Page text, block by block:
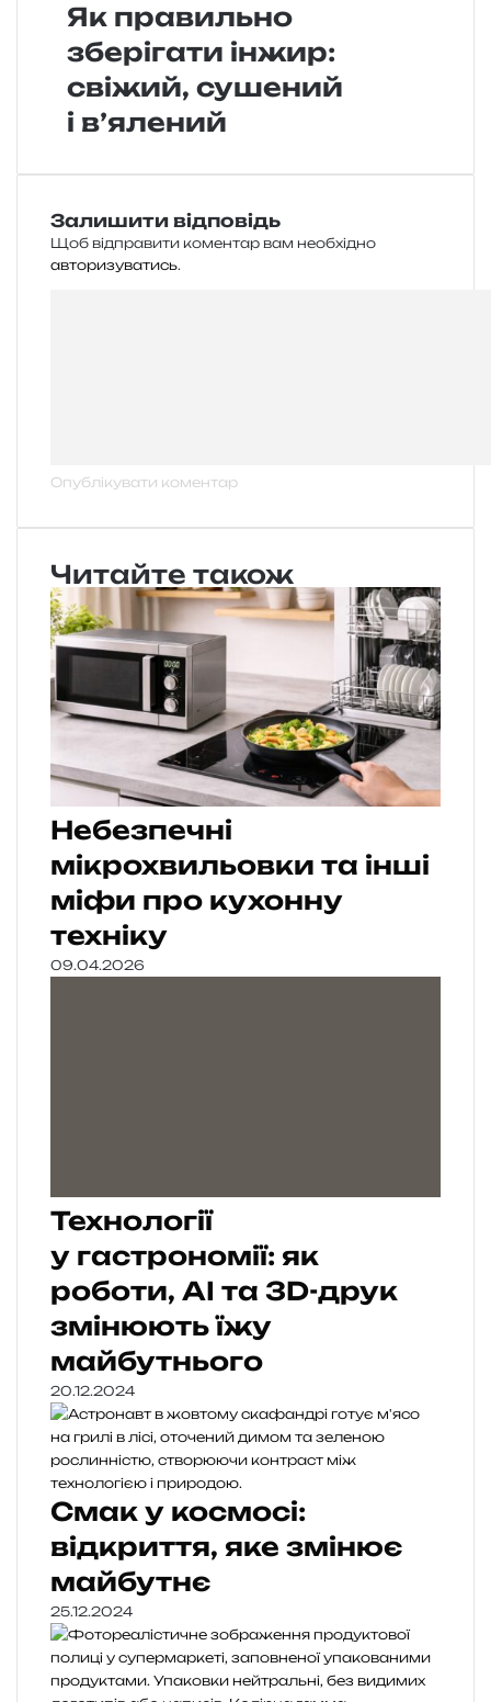
Як правильно
зберігати інжир:
свіжий, сушений
і в’ялений
Залишити відповідь
Щоб відправити коментар вам необхідно
авторизуватись.
Читайте також
Небезпечні
мікрохвильовки та інші
міфи про кухонну
техніку
09.04.2026
Технології
у гастрономії: як
роботи, AI та 3D-друк
змінюють їжу
майбутнього
20.12.2024
Смак у космосі:
відкриття, яке змінює
майбутнє
25.12.2024